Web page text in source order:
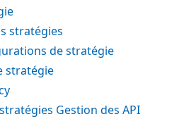
stratégies
de stratégie
stratégie
Gestion des API